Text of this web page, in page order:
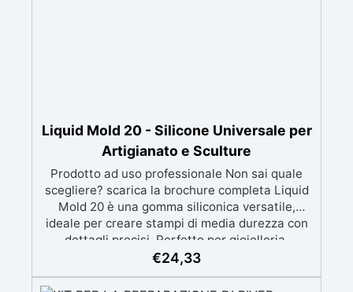
Liquid Mold 20 - Silicone Universale per
Artigianato e Sculture
Prodotto ad uso professionale Non sai quale
scegliere? scarica la brochure completa Liquid
Mold 20 è una gomma siliconica versatile,
ideale per creare stampi di media durezza con
dettagli precisi. Perfetto per gioielleria,
sculture, oggetti artistici, prototipi, saponi,
artigianali con dettagli complessi. Compatibile
€24,33